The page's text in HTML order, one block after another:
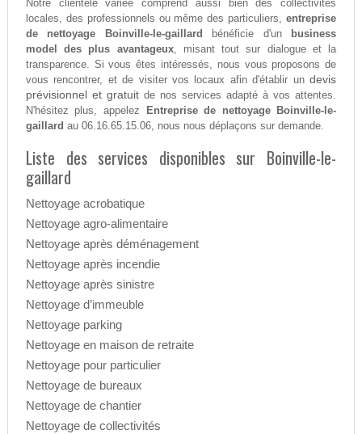
Notre clientèle variée comprend aussi bien des collectivités
locales, des professionnels ou même des particuliers,entreprise
de nettoyage Boinville-le-gaillard
bénéficie d'un
business
model des plus avantageux, misant tout sur dialogue et la
transparence. Si vous êtes intéressés, nous vous proposons de
vous rencontrer, et de visiter vos locaux afin d'établir undevis
prévisionnel et gratuitde nos services adapté à vos attentes.
N'hésitez plus, appelez
Entreprise de nettoyage Boinville-le-
gaillard au 06.16.65.15.06, nous nous déplaçons sur demande.
Liste des services disponibles sur Boinville-le-
gaillard
Nettoyage acrobatique
Nettoyage agro-alimentaire
Nettoyage après déménagement
Nettoyage après incendie
Nettoyage après sinistre
Nettoyage d’immeuble
Nettoyage parking
Nettoyage en maison de retraite
Nettoyage pour particulier
Nettoyage de bureaux
Nettoyage de chantier
Nettoyage de collectivités